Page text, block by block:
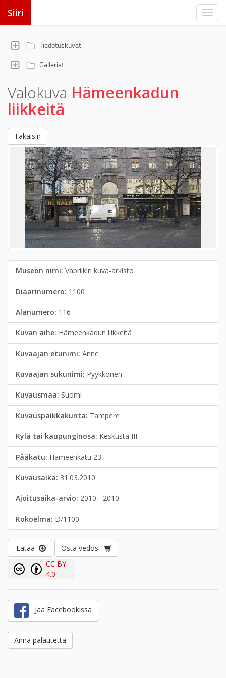
Siiri
Tiedotuskuvat
Galleriat
Valokuva Hämeenkadun
liikkeitä
Takaisin
Museon nimi: Vapriikin kuva-arkisto
Diaarinumero: 1100
Alanumero: 116
Kuvan aihe: Hämeenkadun liikkeitä
Kuvaajan etunimi: Anne
Kuvaajan sukunimi: Pyykkönen
Kuvausmaa: Suomi
Kuvauspaikkakunta: Tampere
Kylä tai kaupunginosa: Keskusta III
Pääkatu: Hämeenkatu 23
Kuvausaika: 31.03.2010
Ajoitusaika-arvio: 2010 - 2010
Kokoelma: D/1100
Lataa
Osta vedos
CC BY
4.0
Jaa Facebookissa
Anna palautetta